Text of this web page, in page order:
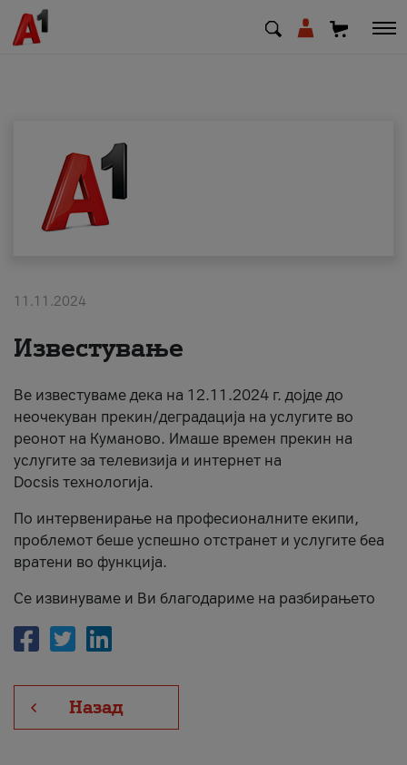
EN
Надополни кредит
Плати сметка
За нас
#ПодобарОнлајн
11.11.2024
Известување
Ве известуваме дека на 12.11.2024 г. дојде до
неочекуван прекин/деградација на услугите во
реонот на Куманово. Имаше времен прекин на
услугите за телевизија и интернет на
Docsis технологија.
По интервенирање на професионалните екипи,
проблемот беше успешно отстранет и услугите беа
вратени во функција.
Се извинуваме и Ви благодариме на разбирањето
Назад